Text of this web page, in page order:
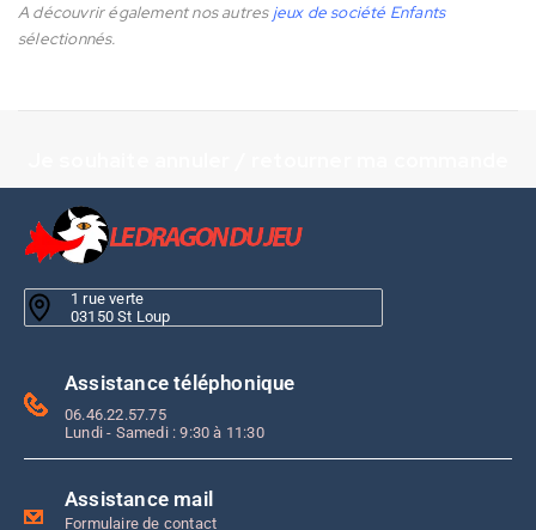
A découvrir également nos autresjeux de société Enfants
sélectionnés.
1 rue verte
03150 St Loup
Assistance téléphonique
06.46.22.57.75
Lundi - Samedi : 9:30 à 11:30
Assistance mail
Formulaire de contact